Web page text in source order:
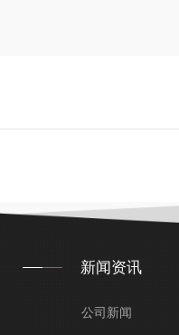
新闻资讯
公司新闻